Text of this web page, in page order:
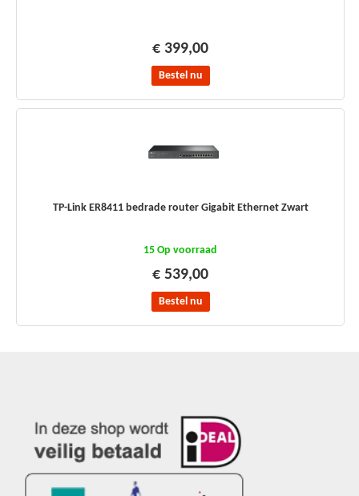
€ 399,00
Bestel nu
TP-Link ER8411 bedrade router Gigabit Ethernet Zwart
15 Op voorraad
€ 539,00
Bestel nu